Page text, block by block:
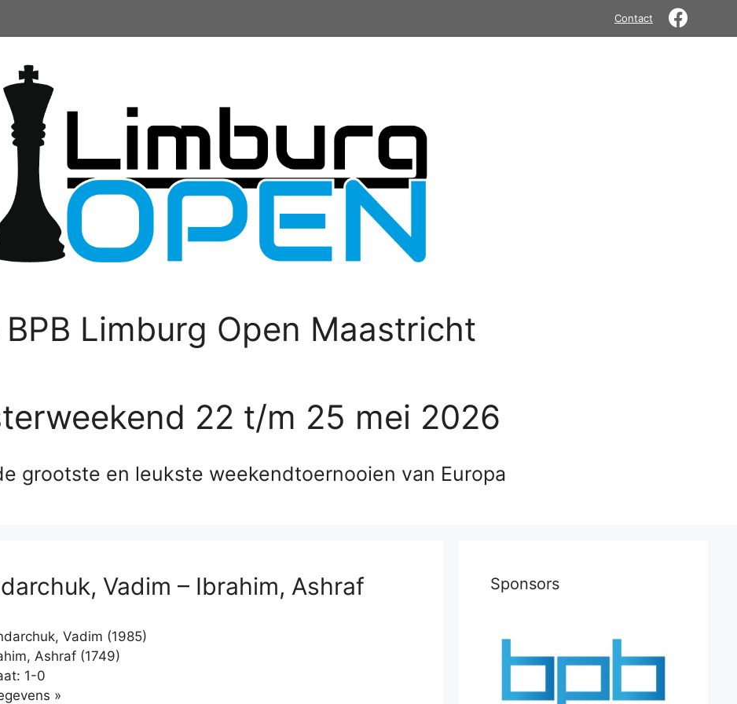
Contact
BPB Limburg Open Maastricht
22 t/m 25 mei 2026
grootste en leukste weekendtoernooien van Europa
Vadim – Ibrahim, Ashraf
Vadim (1985)
Ashraf (1749)
1-0
»
Sponsors